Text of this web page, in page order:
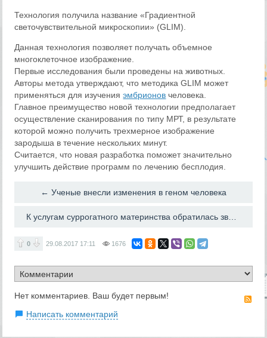
Технология получила название «Градиентной
светочувствительной микроскопии» (GLIM).
Данная технология позволяет получать объемное
многоклеточное изображение.
Первые исследования были проведены на животных.
Авторы метода утверждают, что методика GLIM может
применяться для изученияэмбрионов человека.
Главное преимущество новой технологии предполагает
осуществление сканирования по типу МРТ, в результате
которой можно получить трехмерное изображение
зародыша в течение нескольких минут.
Считается, что новая разработка поможет значительно
улучшить действие программ по лечению бесплодия.
← Ученые внесли изменения в геном человека
0 29.08.2017 17:11 1676
Нет комментариев. Ваш будет первым!
Написать комментарий